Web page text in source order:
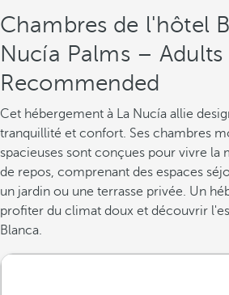
Chambres de l'hôtel
Nucía Palms – Adults
Recommended
Cet hébergement à La Nucía allie
tranquillité et confort. Ses chambres
spacieuses sont conçues pour vivre la
de repos, comprenant des espaces
un jardin ou une terrasse privée. Un
profiter du climat doux et découvrir
Blanca.